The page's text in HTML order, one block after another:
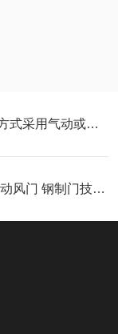
电动百叶窗测试风门的驱动方式采用气动或电动
电控液压风门 液压控制全自动风门 钢制门技术参数